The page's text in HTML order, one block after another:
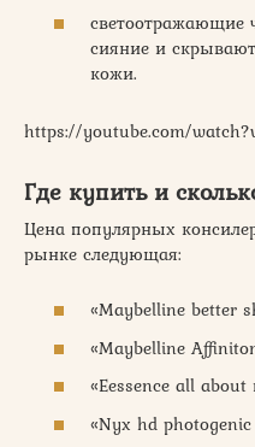
сияние и
кожи.
https://youtube.com/
Где купить и
Цена популярных
рынке следующая:
«Maybelline better
«Maybelline
«Eessence all
«Nyx hd